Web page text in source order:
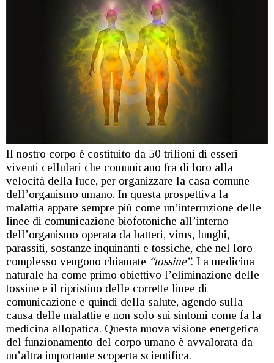
Il nostro corpo é costituito da 50 trilioni di esseri
viventi cellulari che comunicano fra di loro alla
velocità della luce, per organizzare la casa comune
dell’organismo umano. In questa prospettiva la
malattia appare sempre più come un’interruzione delle
linee di comunicazione biofotoniche all’interno
dell’organismo operata da batteri, virus, funghi,
parassiti, sostanze inquinanti e tossiche, che nel loro
complesso vengono chiamate “tossine”. La medicina
naturale ha come primo obiettivo l’eliminazione delle
tossine e il ripristino delle corrette linee di
comunicazione e quindi della salute, agendo sulla
causa delle malattie e non solo sui sintomi come fa la
medicina allopatica. Questa nuova visione energetica
del funzionamento del corpo umano è avvalorata da
un’altra importante scoperta scientifica.